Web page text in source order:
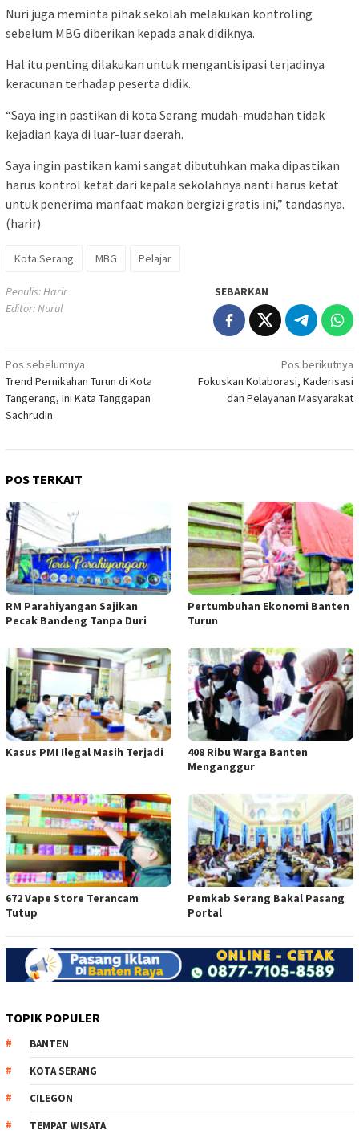
Nuri juga meminta pihak sekolah melakukan kontroling
sebelum MBG diberikan kepada anak didiknya.
Hal itu penting dilakukan untuk mengantisipasi terjadinya
keracunan terhadap peserta didik.
“Saya ingin pastikan di kota Serang mudah-mudahan tidak
kejadian kaya di luar-luar daerah.
Saya ingin pastikan kami sangat dibutuhkan maka dipastikan
harus kontrol ketat dari kepala sekolahnya nanti harus ketat
untuk penerima manfaat makan bergizi gratis ini,” tandasnya.
(harir)
Kota Serang MBG Pelajar
Penulis: Harir
Editor: Nurul
SEBARKAN
Navigasi
pos
Pos sebelumnya
Trend Pernikahan Turun di Kota
Tangerang, Ini Kata Tanggapan
Sachrudin
Pos berikutnya
Fokuskan Kolaborasi, Kaderisasi
dan Pelayanan Masyarakat
POS TERKAIT
RM Parahiyangan Sajikan
Pecak Bandeng Tanpa Duri
Pertumbuhan Ekonomi Banten
Turun
Kasus PMI Ilegal Masih Terjadi
408 Ribu Warga Banten
Menganggur
672 Vape Store Terancam
Tutup
Pemkab Serang Bakal Pasang
Portal
TOPIK POPULER
BANTEN
KOTA SERANG
CILEGON
TEMPAT WISATA